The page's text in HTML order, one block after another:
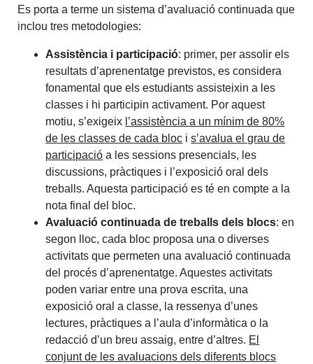
Es porta a terme un sistema d’avaluació continuada que
inclou tres metodologies:
Assistència i participació: primer, per assolir els
resultats d’aprenentatge previstos, es considera
fonamental que els estudiants assisteixin a les
classes i hi participin activament. Por aquest
motiu, s’exigeix l’assistència a un mínim de 80%
de les classes de cada bloc is’avalua el grau de
participació a les sessions presencials, les
discussions, pràctiques i l’exposició oral dels
treballs. Aquesta participació es té en compte a la
nota final del bloc.
Avaluació continuada de treballs dels blocs: en
segon lloc, cada bloc proposa una o diverses
activitats que permeten una avaluació continuada
del procés d’aprenentatge. Aquestes activitats
poden variar entre una prova escrita, una
exposició oral a classe, la ressenya d’unes
lectures, pràctiques a l’aula d’informàtica o la
redacció d’un breu assaig, entre d’altres. El
conjunt de les avaluacions dels diferents blocs